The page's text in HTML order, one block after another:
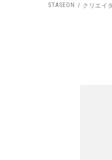
STASEON クリエイ